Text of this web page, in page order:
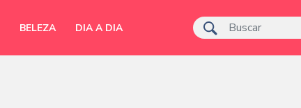
BELEZA DIA A DIA